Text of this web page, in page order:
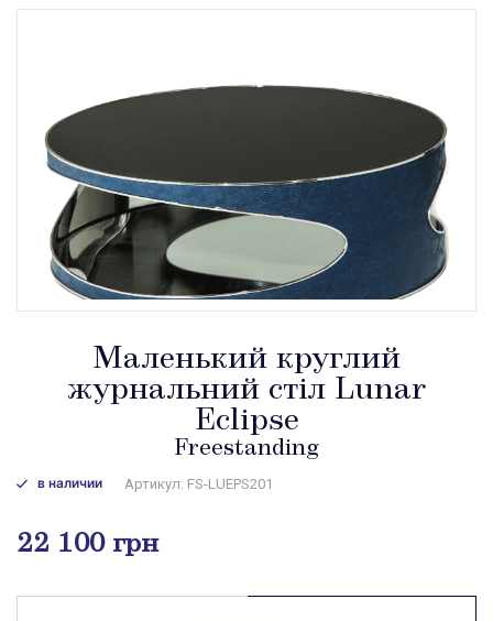
Маленький круглий
журнальний стіл Lunar
Eclipse
Freestanding
в наличии Артикул: FS-LUEPS201
22 100 грн